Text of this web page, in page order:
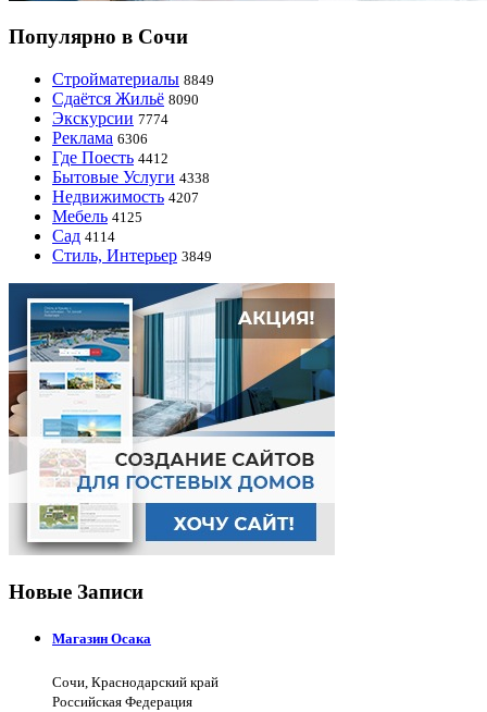
Популярно в Сочи
Стройматериалы 8849
Сдаётся Жильё 8090
Экскурсии 7774
Реклама 6306
Где Поесть 4412
Бытовые Услуги 4338
Недвижимость 4207
Мебель 4125
Сад 4114
Стиль, Интерьер 3849
Новые Записи
Магазин Осака
Сочи, Краснодарский край
Российская Федерация